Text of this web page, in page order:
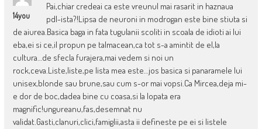
14you
Pai,chiar credeai ca este vreunul mai rasarit in haznaua
pdl-ista?!Lipsa de neuroni in modrogan este bine stiuta si
de aiurea.Basica baga in fata tugulanii scoliti in scoala de idioti ai lui
eba,ei si ce,il propun pe talmacean,ca tot s-a amintit de el,la
cultura…de sfecla furajera,mai vedem si noi un
rock,ceva.Liste,liste,pe lista mea este…jos basica si panaramele lui
unisex,blonde sau brune,sau cum s-or mai vopsi.Ca Mircea,deja mi-
e dor de boc,dadea bine cu coasa,si la lopata era
magnific!ungureanu,fas,desemnat nu
validat.Gasti,clanuri,clici,famiglii,asta ii defineste pe ei si listele